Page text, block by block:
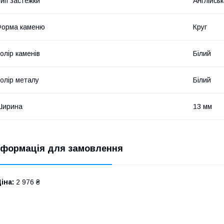
каменю Круг
каменів Білий
металу Білий
13 мм
для замовлення
2 976 ₴